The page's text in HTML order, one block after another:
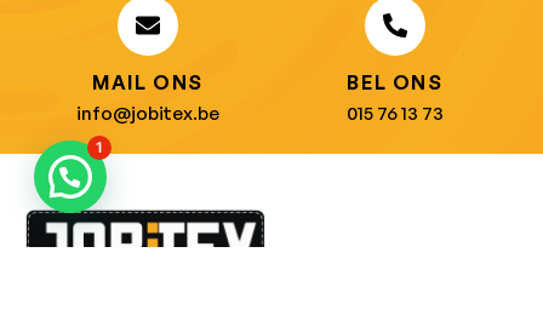
MAIL ONS
info@jobitex.be
BEL ONS
015 76 13 73
1